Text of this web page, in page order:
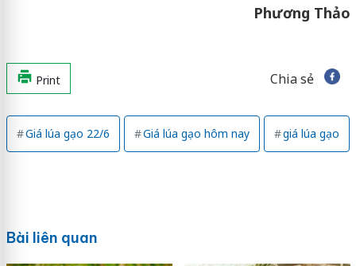
Phương Thảo
Print Chia sẻ
Giá lúa gạo 22/6 Giá lúa gạo hôm nay giá lúa gạo
Bài liên quan